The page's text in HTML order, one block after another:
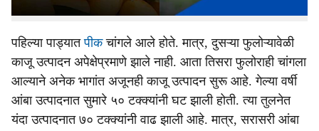
पहिल्या पाड्यातपीकचांगले आले होते. मात्र, दुसऱ्या फुलोऱ्यावेळी
काजू उत्पादन अपेक्षेप्रमाणे झाले नाही. आता तिसरा फुलोराही चांगला
आल्याने अनेक भागांत अजूनही काजू उत्पादन सुरू आहे. गेल्या वर्षी
आंबा उत्पादनात सुमारे ५० टक्क्यांनी घट झाली होती. त्या तुलनेत
यंदा उत्पादनात ७० टक्क्यांनी वाढ झाली आहे. मात्र, सरासरी आंबा